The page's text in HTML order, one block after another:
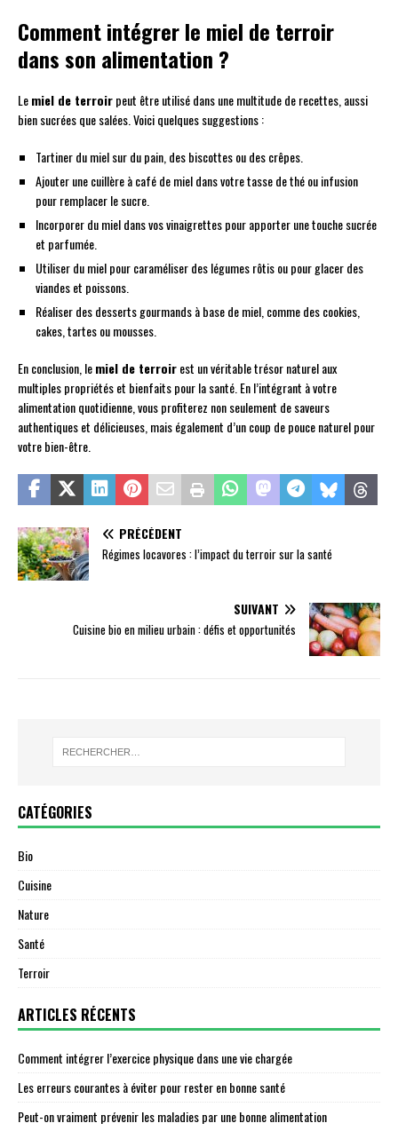
Comment intégrer le miel de terroir
dans son alimentation ?
Lemiel de terroirpeut être utilisé dans une multitude de recettes, aussi
bien sucrées que salées. Voici quelques suggestions :
Tartiner du miel sur du pain, des biscottes ou des crêpes.
Ajouter une cuillère à café de miel dans votre tasse de thé ou infusion
pour remplacer le sucre.
Incorporer du miel dans vos vinaigrettes pour apporter une touche sucrée
et parfumée.
Utiliser du miel pour caraméliser des légumes rôtis ou pour glacer des
viandes et poissons.
Réaliser des desserts gourmands à base de miel, comme des cookies,
cakes, tartes ou mousses.
En conclusion, lemiel de terroirest un véritable trésor naturel aux
multiples propriétés et bienfaits pour la santé. En l’intégrant à votre
alimentation quotidienne, vous profiterez non seulement de saveurs
authentiques et délicieuses, mais également d’un coup de pouce naturel pour
votre bien-être.
PRÉCÉDENT
Régimes locavores : l’impact du terroir sur la santé
SUIVANT
Cuisine bio en milieu urbain : défis et opportunités
CATÉGORIES
Bio
Cuisine
Nature
Santé
Terroir
ARTICLES RÉCENTS
Comment intégrer l’exercice physique dans une vie chargée
Les erreurs courantes à éviter pour rester en bonne santé
Peut-on vraiment prévenir les maladies par une bonne alimentation